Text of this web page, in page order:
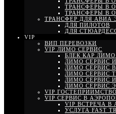
ТРАНСФЕРЫ В
ТРАНСФЕРЫ В
ТРАНСФЕР ДЛЯ АВИА
ДЛЯ ПИЛОТОВ
ДЛЯ
VIP
ВИП ПЕРЕВОЗКИ
VIP ЛИМО СЕРВИС
БЛЕК КАР ЛИМО
ЛИМО СЕРВИС
ЛИМО СЕРВИС
ЛИМО СЕРВИС
ЛИМО СЕРВИС
ЛИМО СЕРВИС
VIP ГОСТЕПРИИМСТВО
VIP СЕРВИС В
VIP ВСТРЕЧА В
УСЛУГА FAST